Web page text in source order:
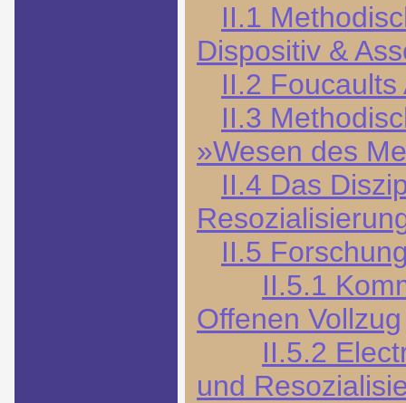
II.1
Dispositiv &
II.2
II.3
»Wesen des
II.4 Das
II.5
II.5.1
Offenen Vollzug
II.5.2
und